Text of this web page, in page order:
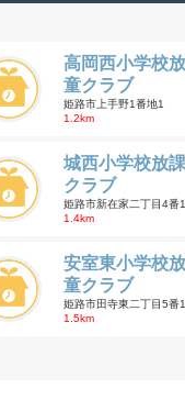
高岡西小学校
童クラブ
姫路市上手野1番地1
1.2km
城西小学校放
クラブ
姫路市新在家二丁目4番
1.4km
安室東小学校
童クラブ
姫路市田寺東二丁目5番
1.5km